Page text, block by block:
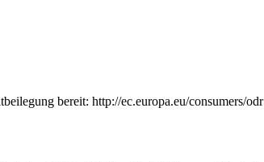
bereit: http://ec.europa.eu/consumers/odr